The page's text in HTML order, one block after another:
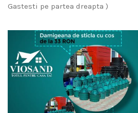
Gastesti pe partea dreapta )